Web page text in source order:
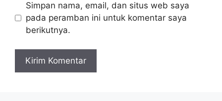
Simpan nama, email, dan situs web saya
pada peramban ini untuk komentar saya
berikutnya.